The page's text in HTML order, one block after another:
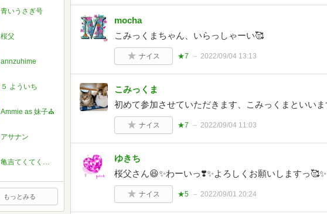
mocha
こみっくまちゃん、いらっしゃーい🥰
ナイス ★7 2022/09/04 13:13
こみっくま
初めて参加させていただきます、こみっくまといいま
ナイス ★7 2022/09/04 11:03
ゆきち
桜父さん😆✨わーいっ❣️✨よろしくお願いしますっ🥰✨
ナイス ★5 2022/09/01 20:24
青いうさぎ号
桜父
annzuhime
５ よういち
Ammie as 妹子⛪
アサナン
亀吉てくてく@断捨離チャレンジ中
もっとみる